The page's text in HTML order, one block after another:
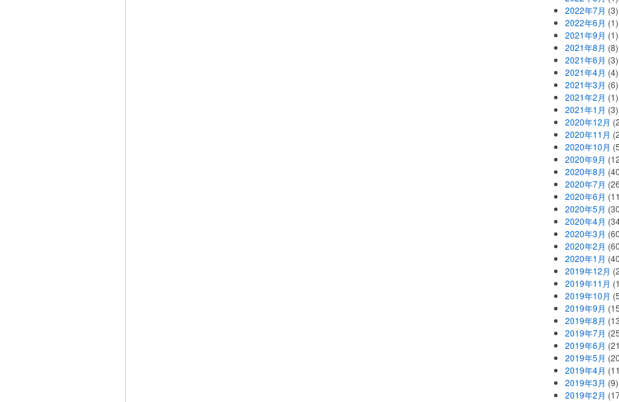
2022年7月 (3)
2022年6月 (1)
2021年9月 (1)
2021年8月 (8)
2021年6月 (3)
2021年4月 (4)
2021年3月 (6)
2021年2月 (1)
2021年1月 (3)
2020年12月
2020年11月
2020年10月
2020年9月
2020年8月
2020年7月
2020年6月
2020年5月
2020年4月
2020年3月
2020年2月
2020年1月
2019年12月
2019年11月
2019年10月
2019年9月
2019年8月
2019年7月
2019年6月
2019年5月
2019年4月
2019年3月 (9)
2019年2月